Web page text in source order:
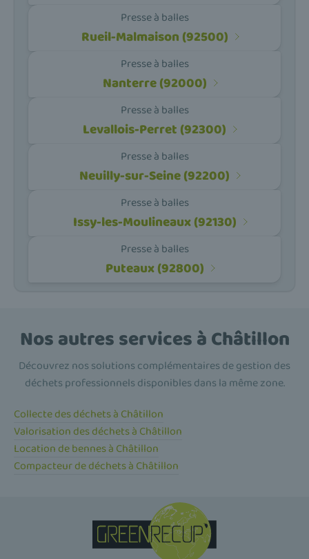
Presse à balles
Rueil-Malmaison (92500)
Presse à balles
Nanterre (92000)
Presse à balles
Levallois-Perret (92300)
Presse à balles
Neuilly-sur-Seine (92200)
Presse à balles
Issy-les-Moulineaux (92130)
Presse à balles
Puteaux (92800)
Nos autres services à Châtillon
Découvrez nos solutions complémentaires de gestion des
déchets professionnels disponibles dans la même zone.
Collecte des déchets à Châtillon
Valorisation des déchets à Châtillon
Location de bennes à Châtillon
Compacteur de déchets à Châtillon